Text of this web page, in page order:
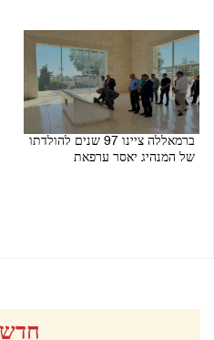
ברמאללה ציינו 97 שנים להולדתו
של המנהיג יאסר ערפאת